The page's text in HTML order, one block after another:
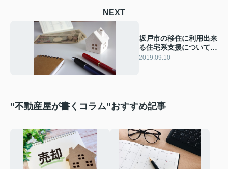
NEXT
坂戸市の移住に利用出来
る住宅系支援についてご
紹介します！
2019.09.10
”不動産屋が書くコラム”おすすめ記事